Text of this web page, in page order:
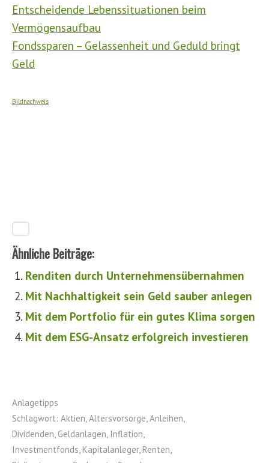
Entscheidende Lebenssituationen beim
Vermögensaufbau
Fondssparen – Gelassenheit und Geduld bringt
Geld
Bildnachweis
Ähnliche Beiträge:
Renditen durch Unternehmensübernahmen
Mit Nachhaltigkeit sein Geld sauber anlegen
Mit dem Portfolio für ein gutes Klima sorgen
Mit dem ESG-Ansatz erfolgreich investieren
Anlagetipps
Schlagwort: Aktien,Altersvorsorge,Anleihen,
Dividenden, Geldanlagen, Inflation,
Investmentfonds, Kapitalanleger, Renten,